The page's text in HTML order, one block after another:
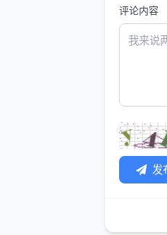
评论内容
发